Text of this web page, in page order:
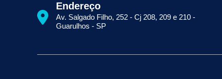
Primeira Página do Google Sem Pagar por Clique
Quais
Empresa de Prospecção B2B
Marketing Industrial Marketing
Divulgação Online
Atração de Clientes
Anunciar na Internet
Captar Clientes Criação de Site para
Endereço
Av. Salgado Filho, 252 - Cj 208, 209 e 210 -
Guarulhos - SP